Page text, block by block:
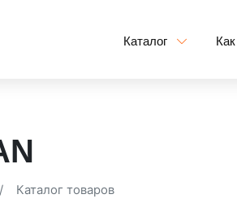
Каталог
Каталог товаров